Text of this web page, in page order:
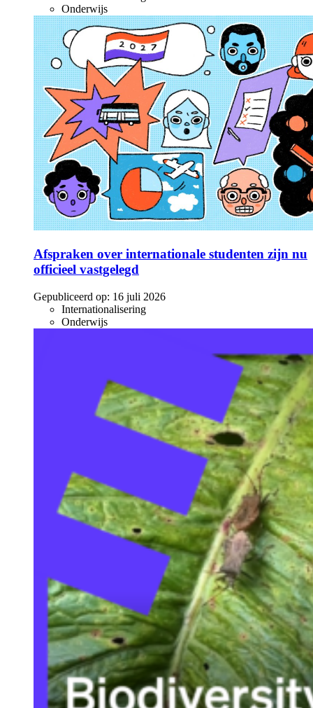
Onderwijs
Afspraken over internationale studenten zijn nu
officieel vastgelegd
Gepubliceerd op: 16 juli 2026
Internationalisering
Onderwijs